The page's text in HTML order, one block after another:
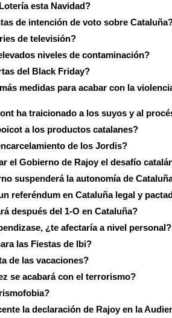
esta Navidad?
de intención de voto sobre
de televisión?
niveles de contaminación?
del Black Friday?
medidas para acabar con la
ha traicionado a los suyos y al
a los productos catalanes?
de los Jordis?
el Gobierno de Rajoy el desafío
suspenderá la autonomía de
referéndum en Cataluña legal y
después del 1-O en Cataluña?
¿te afectaría a nivel personal?
las Fiestas de Ibi?
de las vacaciones?
se acabará con el terrorismo?
la declaración de Rajoy en la